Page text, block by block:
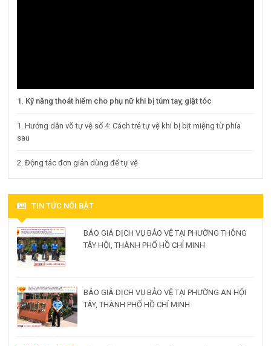
1. Kỹ năng thoát hiểm cho phụ nữ khi bị túm tay, giật tóc
1. Hướng dẫn võ tự vệ số 4: Cách trẻ tự vệ khi bị bịt miệng từ phía
sau
2. Động tác đơn giản dùng để tự vệ
TIN TỨC NỔI BẬT
BÁO GIÁ DỊCH VỤ BẢO VỆ TẠI PHƯỜNG THÔNG
TÂY HỘI, THÀNH PHỐ HỒ CHÍ MINH
BÁO GIÁ DỊCH VỤ BẢO VỆ TẠI PHƯỜNG AN HỘI
TÂY, THÀNH PHỐ HỒ CHÍ MINH